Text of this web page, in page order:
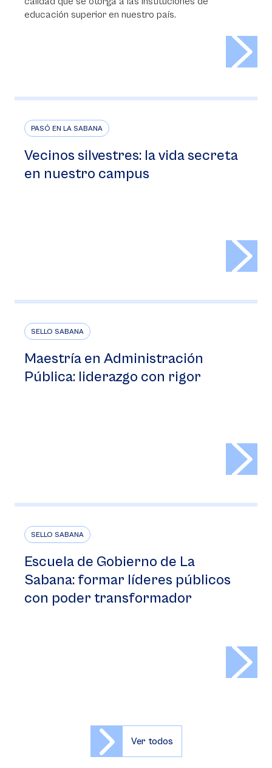
educación superior en nuestro país.
PASÓ EN LA SABANA
Vecinos silvestres: la vida secreta
en nuestro campus
SELLO SABANA
Maestría en Administración
Pública: liderazgo con rigor
SELLO SABANA
Escuela de Gobierno de La
Sabana: formar líderes públicos
con poder transformador
Ver todos